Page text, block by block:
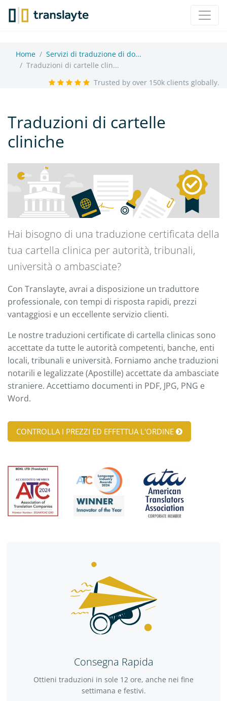
Home
Servizi di traduzione di do...
Traduzioni di cartelle clin...
Trusted by over 150k clients globally.
Traduzioni di cartelle
cliniche
Hai bisogno di una traduzione certificata della
tua cartella clinica per autorità, tribunali,
università o ambasciate?
Con Translayte, avrai a disposizione un traduttore
professionale, con tempi di risposta rapidi, prezzi
vantaggiosi e un eccellente servizio clienti.
Le nostre traduzioni certificate di cartella clinicas sono
accettate da tutte le autorità competenti, banche, enti
locali, tribunali e università. Forniamo anche traduzioni
notarili e legalizzate (Apostille) accettate da ambasciate
straniere. Accettiamo documenti in PDF, JPG, PNG e
Word.
CONTROLLA I PREZZI ED EFFETTUA L'ORDINE
Consegna Rapida
Ottieni traduzioni in sole 12 ore, anche nei fine
settimana e festivi.